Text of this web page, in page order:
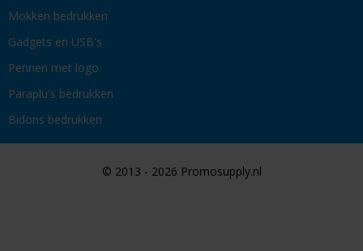
Mokken bedrukken
Gadgets en USB's
Pennen met logo
Paraplu's bedrukken
Bidons bedrukken
© 2013 - 2026 Promosupply.nl